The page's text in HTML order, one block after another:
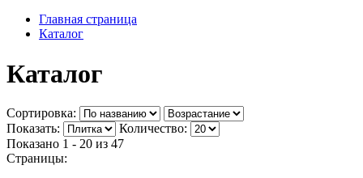
Главная страница
Каталог
Каталог
Сортировка:
Показать:
Количество:
Показано 1 - 20 из 47
Страницы: